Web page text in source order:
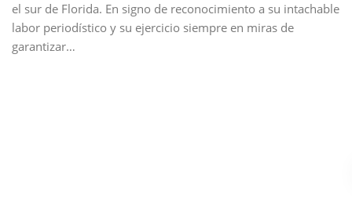
el sur de Florida. En signo de reconocimiento a su intachable
labor periodístico y su ejercicio siempre en miras de
garantizar…